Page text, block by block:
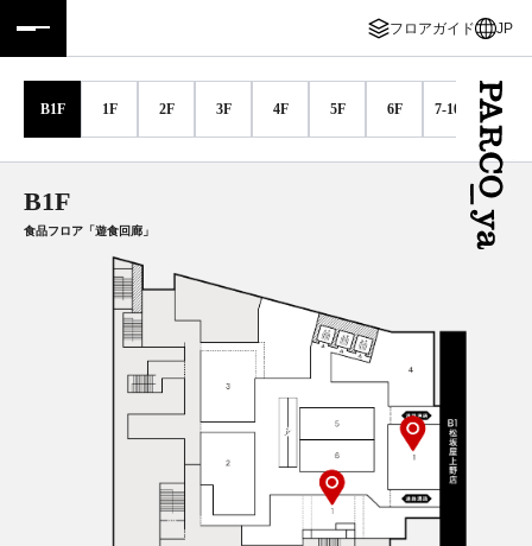
フロアガイド JP
ニュース
レストラン・カフェ
PARCOメンバーズ
한국어
ภาษาไทย
B1F 1F 2F 3F 4F 5F 6F 7-10F
B1F
食品フロア「遊食回廊」